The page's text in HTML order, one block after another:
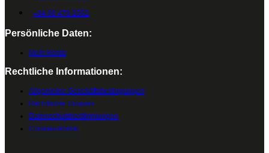
+34 93 473 2552
Persönliche Daten:
Mein Konto
Rechtliche Informationen:
Allgemeine Geschäftsbedingungen
Rechtlicher Hinweis
Datenschutzbestimmungen
Cookies-Politik